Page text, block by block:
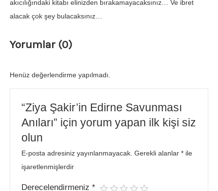
akıcılığındaki kitabı elinizden bırakamayacaksınız… Ve ibret
alacak çok şey bulacaksınız…
Yorumlar (0)
Henüz değerlendirme yapılmadı.
“Ziya Şakir’in Edirne Savunması
Anıları” için yorum yapan ilk kişi siz
olun
E-posta adresiniz yayınlanmayacak. Gerekli alanlar* ile
işaretlenmişlerdir
Derecelendirmeniz*